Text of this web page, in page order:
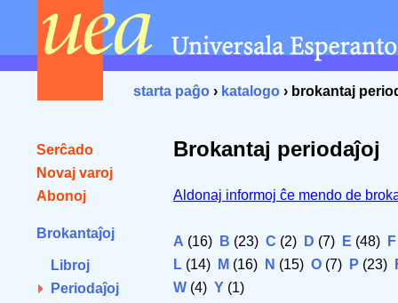
starta paĝo › katalogo › brokantaj
Serĉado
Novaj varoj
Abonoj
Brokantaĵoj
Libroj
Periodaĵoj
Brokantaj periodaĵoj
Aldonaj informoj ĉe mendo de
A (16) B (23) C (2) D (7) E (48) F
L (14) M (16) N (15) O (7) P (23)
W (4) Y (1)